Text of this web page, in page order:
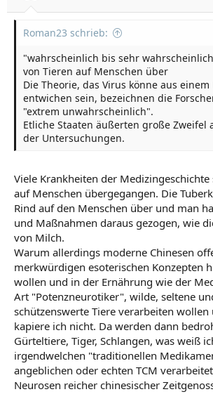
Roman23 schrieb:
"wahrscheinlich bis sehr
von Tieren auf Menschen über
Die Theorie, das Virus könne aus
entwichen sein, bezeichnen die
"extrem unwahrscheinlich".
Etliche Staaten äußerten große Zweifel
der Untersuchungen.
Viele Krankheiten der
auf Menschen übergegangen. Die
Rind auf den Menschen über und man
und Maßnahmen daraus gezogen, wie
von Milch.
Warum allerdings moderne Chinesen
merkwürdigen esoterischen Konzepten
wollen und in der Ernährung wie der
Art "Potenzneurotiker", wilde, seltene
schützenswerte Tiere verarbeiten wollen
kapiere ich nicht. Da werden dann
Gürteltiere, Tiger, Schlangen, was weiß
irgendwelchen "traditionellen
angeblichen oder echten TCM
Neurosen reicher chinesischer